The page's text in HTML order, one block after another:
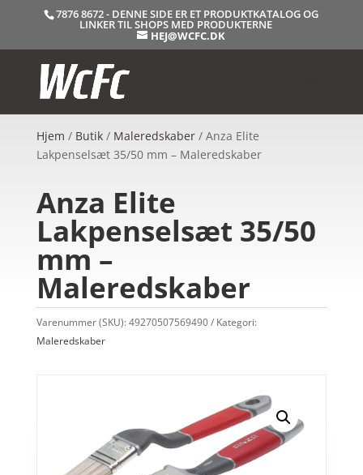
7876 8672 - DENNE SIDE ER ET PRODUKTKATALOG OG
LINKER TIL SHOPS MED PRODUKTERNE
HEJ@WCFC.DK
Hjem / Butik/ Maleredskaber/ Anza Elite
Lakpenselsæt 35/50 mm – Maleredskaber
Anza Elite
Lakpenselsæt 35/50
mm –
Maleredskaber
Varenummer (SKU):49270507569490
Kategori:
Maleredskaber